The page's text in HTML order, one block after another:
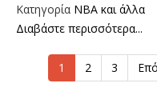
Κατηγορία NBA και άλλα
Διαβάστε περισσότερα...
1 2 3